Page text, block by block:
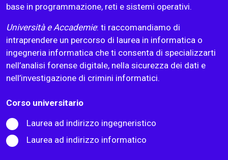
base in programmazione, reti e sistemi operativi.
Università e Accademie: ti raccomandiamo di
intraprendere un percorso di laurea in informatica o
ingegneria informatica che ti consenta di specializzarti
nell’analisi forense digitale, nella sicurezza dei dati e
nell’investigazione di crimini informatici.
Corso universitario
Laurea ad indirizzo ingegneristico
Laurea ad indirizzo informatico